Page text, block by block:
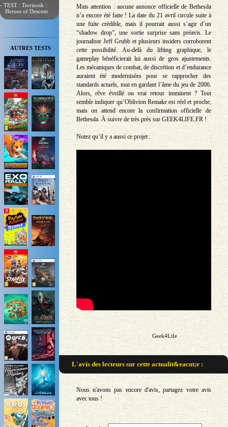
- TEST : Terrinoth :
Heroes of Descent
AUTRES TESTS
Mais attention : aucune annonce officielle de Bethesda
n’a encore été faite ! La date du 21 avril circule suite à
une fuite crédible, mais il pourrait aussi s’agir d’un
“shadow drop”, une sortie surprise sans préavis. Le
journaliste Jeff Grubb et plusieurs insiders corroborent
cette possibilité. Au-delà du lifting graphique, le
gameplay bénéficierait lui aussi de gros ajustements.
Les mécaniques de combat, de discrétion et d’endurance
auraient été modernisées pour se rapprocher des
standards actuels, tout en gardant l’âme du jeu de 2006.
Alors, rêve éveillé ou vrai retour imminent ? Tout
semble indiquer qu’Oblivion Remake est réel et proche,
mais on attend encore la confirmation officielle de
Bethesda. À suivre de très près sur GEEK4LIFE.FR !
Notez qu’il y a aussi ce projet :
Geek4Life
L'avis des lecteurs surcette actualit&eacut;e :
Nous n'avons pas encore d'avis, partagez votre avis
avec tous !